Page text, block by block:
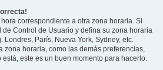
correspondiente a otra zona horaria. Si
de Control de Usuario y defina su zona horaria
Londres, París, Nueva York, Sydney, etc.
zona horaria, como las demás preferencias,
este es un buen momento para hacerlo.